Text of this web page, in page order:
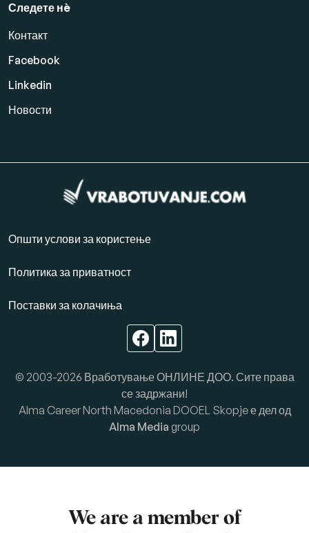
Следете нè
Контакт
Facebook
Linkedin
Новости
Општи услови за користење
Политика за приватност
Поставки за колачиња
© 2003-2026 Вработување ОНЛИНЕ ДОО. Сите права
се задржани!
Alma Career North Macedonia DOOEL Skopje е дел од
Alma Media group
We are a member of